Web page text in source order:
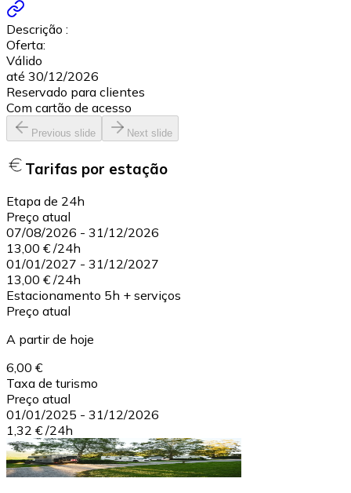
Descrição :
Oferta:
Válido
até 30/12/2026
Reservado para clientes
Com cartão de acesso
Previous slide Next slide
Tarifas por estação
Etapa de 24h
Preço atual
07/08/2026 - 31/12/2026
13,00 € /24h
01/01/2027 - 31/12/2027
13,00 € /24h
Estacionamento 5h + serviços
Preço atual
A partir de hoje
6,00 €
Taxa de turismo
Preço atual
01/01/2025 - 31/12/2026
1,32 € /24h